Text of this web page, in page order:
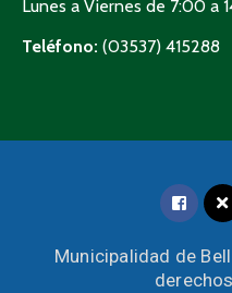
Lunes a Viernes de 7:00 a
Teléfono: (03537) 415288
Municipalidad de